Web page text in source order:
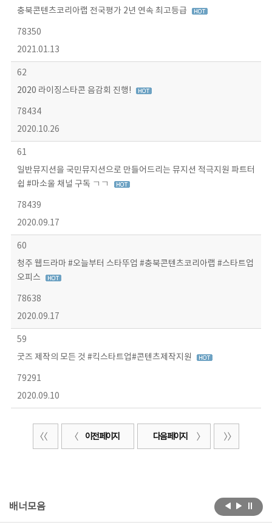
충북콘텐츠코리아랩 전국평가 2년 연속 최고등급
78350
2021.01.13
62
2020 라이징스타콘 음감회 진행!
78434
2020.10.26
61
일반뮤지션을 국민뮤지션으로 만들어드리는 뮤지션 적극지원 파트터
쉽 #마소울 채널 구독 ㄱㄱ
78439
2020.09.17
60
청주 웹드라마 #오늘부터 스타뚜업 #충북콘텐츠코리아랩 #스타트업
오피스
78638
2020.09.17
59
굿즈 제작의 모든 것 #킥스타트업#콘텐츠제작지원
79291
2020.09.10
이전 페이지 다음 페이지
배너모음